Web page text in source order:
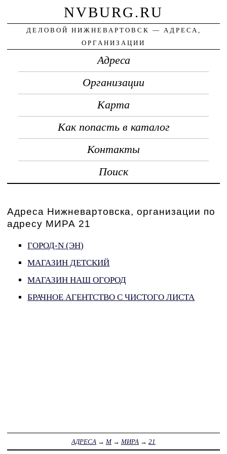
NVBURG.RU
ДЕЛОВОЙ НИЖНЕВАРТОВСК — АДРЕСА,
ОРГАНИЗАЦИИ
Адреса
Организации
Карта
Как попасть в каталог
Контакты
Поиск
Адреса Нижневартовска, организации по
адресу МИРА 21
ГОРОД-N (ЭН)
МАГАЗИН ДЕТСКИЙ
МАГАЗИН НАШ ОГОРОД
БРАЧНОЕ АГЕНТСТВО С ЧИСТОГО ЛИСТА
АДРЕСА → М→ МИРА → 21